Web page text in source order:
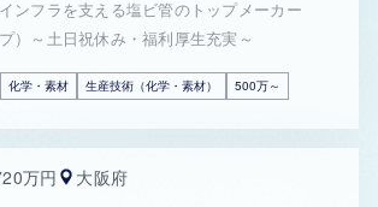
ンフラを支える塩ビ管のトップメーカー
）～土日祝休み・福利厚生充実～
化学・素材 生産技術（化学・素材） 500万～
万円 大阪府